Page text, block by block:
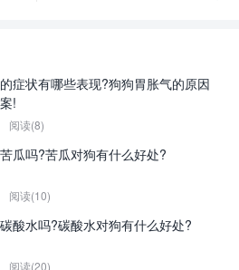
症状有哪些表现?狗狗胃胀气的原因
!
阅读(8)
瓜吗?苦瓜对狗有什么好处?
阅读(10)
酸水吗?碳酸水对狗有什么好处?
阅读(20)